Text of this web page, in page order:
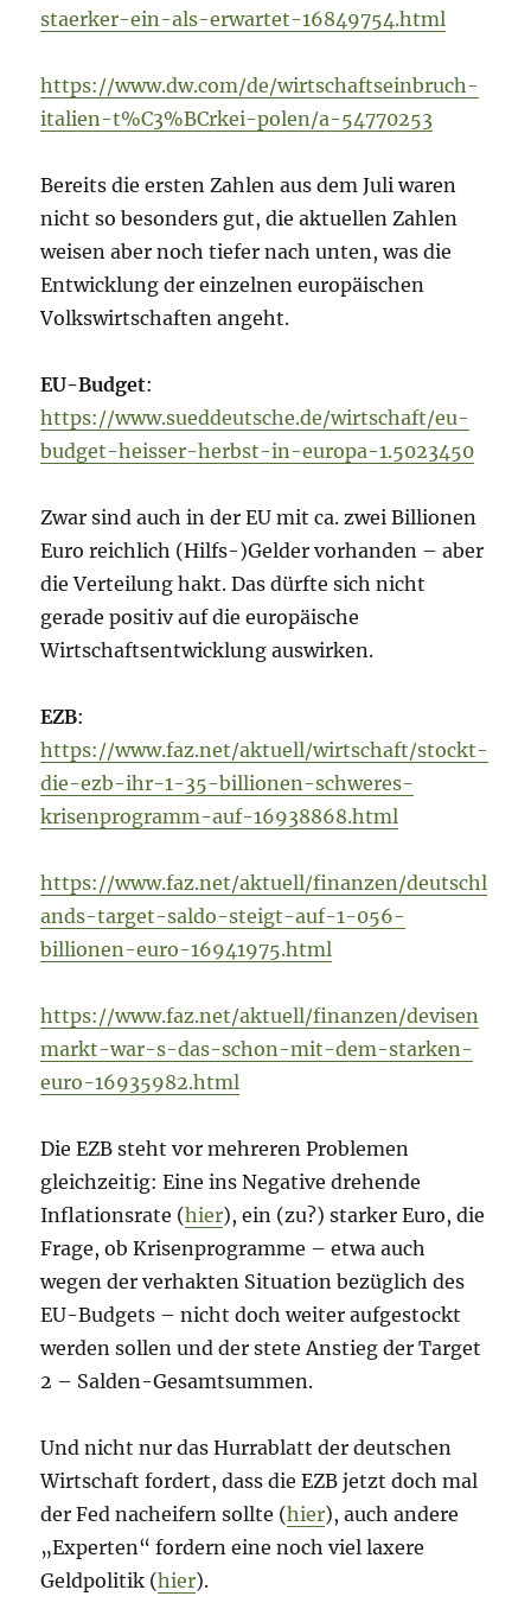
staerker-ein-als-erwartet-16849754.html
https://www.dw.com/de/wirtschaftseinbruch-
italien-t%C3%BCrkei-polen/a-54770253
Bereits die ersten Zahlen aus dem Juli waren
nicht so besonders gut, die aktuellen Zahlen
weisen aber noch tiefer nach unten, was die
Entwicklung der einzelnen europäischen
Volkswirtschaften angeht.
EU-Budget:
https://www.sueddeutsche.de/wirtschaft/eu-
budget-heisser-herbst-in-europa-1.5023450
Zwar sind auch in der EU mit ca. zwei Billionen
Euro reichlich (Hilfs-)Gelder vorhanden – aber
die Verteilung hakt. Das dürfte sich nicht
gerade positiv auf die europäische
Wirtschaftsentwicklung auswirken.
EZB:
https://www.faz.net/aktuell/wirtschaft/stockt-
die-ezb-ihr-1-35-billionen-schweres-
krisenprogramm-auf-16938868.html
https://www.faz.net/aktuell/finanzen/deutschl
ands-target-saldo-steigt-auf-1-056-
billionen-euro-16941975.html
https://www.faz.net/aktuell/finanzen/devisen
markt-war-s-das-schon-mit-dem-starken-
euro-16935982.html
Die EZB steht vor mehreren Problemen
gleichzeitig: Eine ins Negative drehende
Inflationsrate (hier), ein (zu?) starker Euro, die
Frage, ob Krisenprogramme – etwa auch
wegen der verhakten Situation bezüglich des
EU-Budgets – nicht doch weiter aufgestockt
werden sollen und der stete Anstieg der Target
2 – Salden-Gesamtsummen.
Und nicht nur das Hurrablatt der deutschen
Wirtschaft fordert, dass die EZB jetzt doch mal
der Fed nacheifern sollte (hier), auch andere
„Experten“ fordern eine noch viel laxere
Geldpolitik (hier).